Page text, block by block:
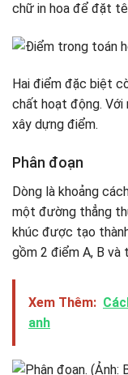
chữ in hoa để đặt
Hai điểm đặc biệt
chất hoạt động. Với
xây dựng điểm.
Phân đoạn
Dòng là khoảng
một đường thẳng
khúc được tạo
gồm 2 điểm A, B và
Xem Thêm:
anh